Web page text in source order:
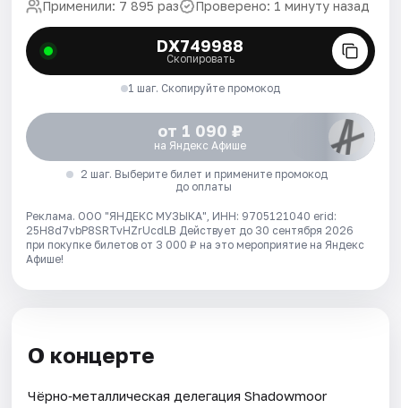
Применили: 7 895 раз Проверено: 1 минуту назад
DX749988
Скопировать
1 шаг. Скопируйте промокод
от 1 090 ₽
на Яндекс Афише
2 шаг. Выберите билет и примените промокод
до оплаты
Реклама. ООО "ЯНДЕКС МУЗЫКА", ИНН: 9705121040 erid:
25H8d7vbP8SRTvHZrUcdLB Действует до 30 сентября 2026
при покупке билетов от 3 000 ₽ на это мероприятие на Яндекс
Афише!
О концерте
Чёрно‑металлическая делегация Shadowmoor